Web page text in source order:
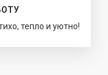
тепло и уютно!